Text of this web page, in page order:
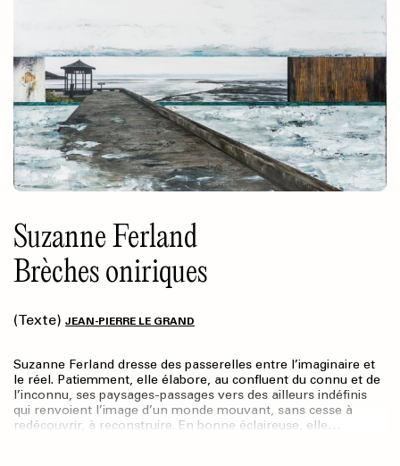
Suzanne Ferland
Brèches oniriques
(Texte) JEAN-PIERRE LE GRAND
Suzanne Ferland dresse des passerelles entre l’imaginaire et
le réel. Patiemment, elle élabore, au confluent du connu et de
l’inconnu, ses paysages-passages vers des ailleurs indéfinis
qui renvoient l’image d’un monde mouvant, sans cesse à
redécouvrir, à reconstruire. En bonne éclaireuse, elle…